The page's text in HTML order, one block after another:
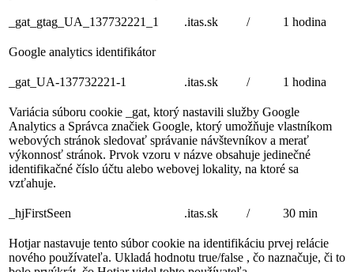
_gat_gtag_UA_137732221_1 .itas.sk / 1 hodina
Google analytics identifikátor
_gat_UA-137732221-1 .itas.sk / 1 hodina
Variácia súboru cookie _gat, ktorý nastavili služby Google
Analytics a Správca značiek Google, ktorý umožňuje vlastníkom
webových stránok sledovať správanie návštevníkov a merať
výkonnosť stránok. Prvok vzoru v názve obsahuje jedinečné
identifikačné číslo účtu alebo webovej lokality, na ktoré sa
vzťahuje.
_hjFirstSeen .itas.sk / 30 min
Hotjar nastavuje tento súbor cookie na identifikáciu prvej relácie
nového používateľa. Ukladá hodnotu true/false , čo naznačuje, či to